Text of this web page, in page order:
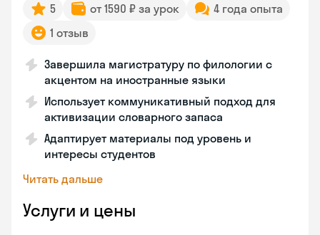
5 от 1590 ₽ за урок
4 года опыта
1 отзыв
Завершила магистратуру по филологии с
акцентом на иностранные языки
Использует коммуникативный подход для
активизации словарного запаса
Адаптирует материалы под уровень и
интересы студентов
Читать дальше
Услуги и цены